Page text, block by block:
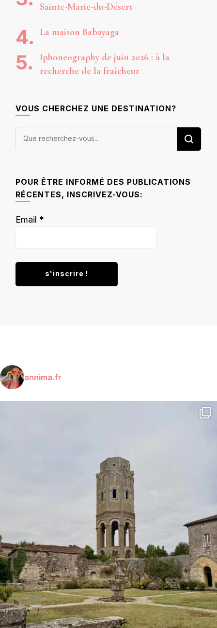
Sainte-Marie-du-Désert
La maison Babayaga
Iphoneography de juin 2026 : à la
recherche de la fraîcheur
VOUS CHERCHEZ UNE DESTINATION?
Vous
POUR ÊTRE INFORMÉ DES PUBLICATIONS
RÉCENTES, INSCRIVEZ-VOUS:
Email *
annima.fr